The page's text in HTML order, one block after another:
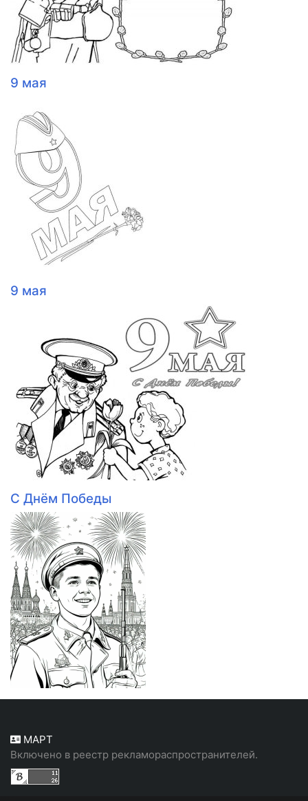
9 мая
9 мая
С Днём Победы
МАРТ
Включено в реестр рекламораспространителей.